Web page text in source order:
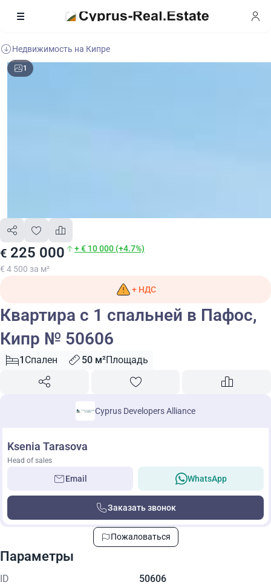
Недвижимость на Кипре
1
€ 225 000 + € 10 000 (+4.7%)
€ 4 500 за м²
+ НДС
Квартира с 1 спальней в Пафос,
Кипр № 50606
1 Спален 50 м²Площадь
Cyprus Developers Alliance
Ksenia Tarasova
Head of sales
Email WhatsApp
Заказать звонок
Пожаловаться
Параметры
ID 50606